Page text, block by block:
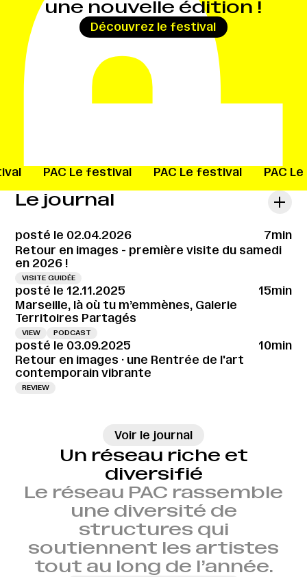
une nouvelle édition !
Découvrez le festival
PAC Le festival PAC Le festival PAC
Le journal
posté le 02.04.2026
7min
Retour en images - première visite du samedi
en 2026 !
VISITE GUIDÉE
posté le 12.11.2025
15min
Marseille, là où tu m’emmènes, Galerie
Territoires Partagés
VIEW PODCAST
posté le 03.09.2025
10min
Retour en images · une Rentrée de l'art
contemporain vibrante
REVIEW
Voir le journal
Un réseau riche et
diversifié
Le réseau PAC rassemble
une diversité de
structures qui
soutiennent les artistes
tout au long de l’année.